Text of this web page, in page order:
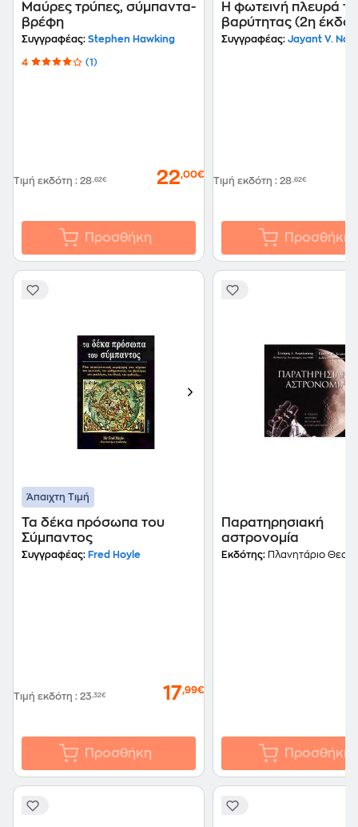
Μαύρες τρύπες, σύμπαντα-
βρέφη
Συγγραφέας: Stephen Hawking
4 (1)
Τιμή εκδότη : 28,62€ 22,00€
Προσθήκη
Η φωτεινή πλευρά
βαρύτητας (2η
Συγγραφέας: Jayant V.
Τιμή εκδότη : 28,62€
Προσθήκη
Άπαιχτη Τιμή
Τα δέκα πρόσωπα του
Σύμπαντος
Συγγραφέας: Fred Hoyle
Τιμή εκδότη : 23,32€ 17,99€
Προσθήκη
Παρατηρησιακή
αστρονομία
Εκδότης: Πλανητάριο
Προσθήκη